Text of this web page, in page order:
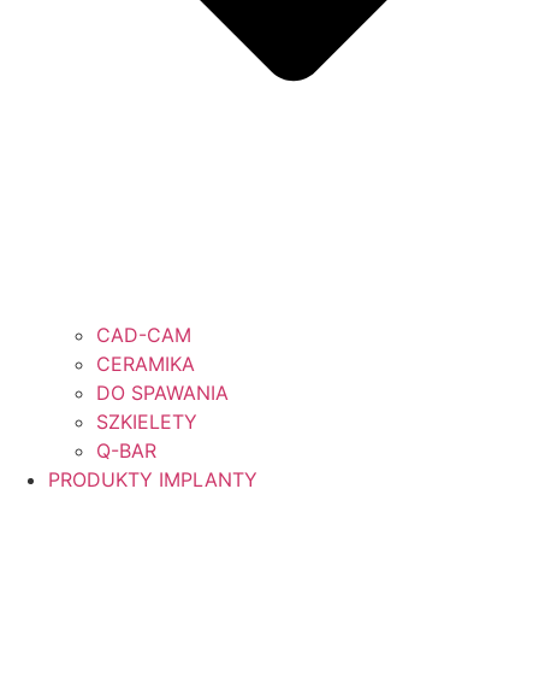
CAD-CAM
CERAMIKA
DO SPAWANIA
SZKIELETY
Q-BAR
PRODUKTY IMPLANTY